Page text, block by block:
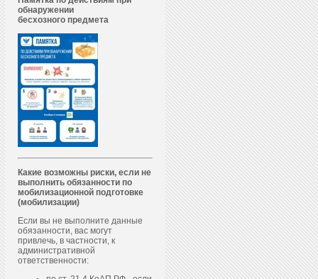
обнаружении
бесхозного предмета
Какие возможны риски, если не
выполнить обязанности по
мобилизационной подготовке
(мобилизации)
Если вы не выполните данные
обязанности, вас могут
привлечь, в частности, к
административной
ответственности: